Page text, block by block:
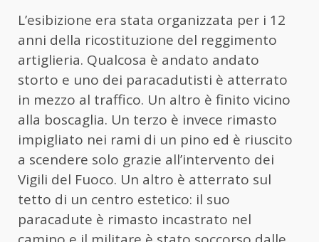
L’esibizione era stata organizzata per i 12
anni della ricostituzione del reggimento
artiglieria. Qualcosa è andato andato
storto e uno dei paracadutisti è atterrato
in mezzo al traffico. Un altro è finito vicino
alla boscaglia. Un terzo è invece rimasto
impigliato nei rami di un pino ed è riuscito
a scendere solo grazie all’intervento dei
Vigili del Fuoco. Un altro è atterrato sul
tetto di un centro estetico: il suo
paracadute è rimasto incastrato nel